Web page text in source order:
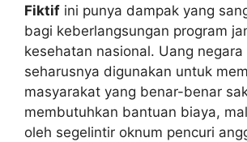
Fiktif ini punya dampak yang
bagi keberlangsungan program
kesehatan nasional. Uang negara
seharusnya digunakan untuk
masyarakat yang benar-benar
membutuhkan bantuan biaya,
oleh segelintir oknum pencuri